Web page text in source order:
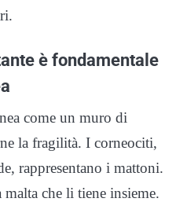
è fondamentale
come un muro di
la fragilità. I corneociti,
rappresentano i mattoni.
che li tiene insieme.